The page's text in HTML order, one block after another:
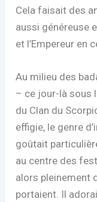
Cela faisait des
aussi généreuse
et l’Empereur en
Au milieu des
– ce jour-là sous
du Clan du
effigie, le genre
goûtait
au centre des
alors pleinement
portaient. Il